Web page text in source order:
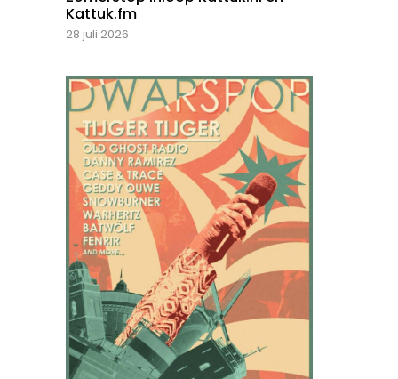
Kattuk.fm
28 juli 2026